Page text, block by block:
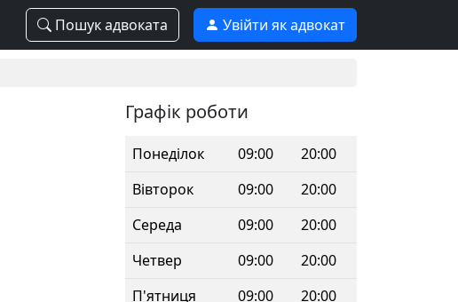
Пошук адвоката Увійти як адвокат
Графік роботи
Понеділок 09:00
20:00
Вівторок
09:00
20:00
Середа
09:00
20:00
Четвер
09:00
20:00
П'ятниця
09:00
20:00